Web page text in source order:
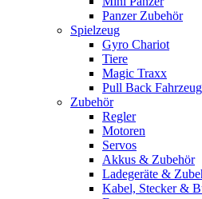
Panzer Zubehör
Spielzeug
Gyro Chariot
Tiere
Magic Traxx
Pull Back
Zubehör
Regler
Motoren
Servos
Akkus & Zubehör
Ladegeräte &
Kabel, Stecker &